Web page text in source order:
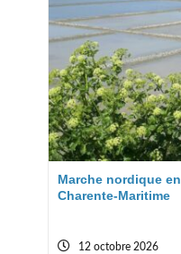
Marche nordique en
Charente-Maritime
12 octobre 2026